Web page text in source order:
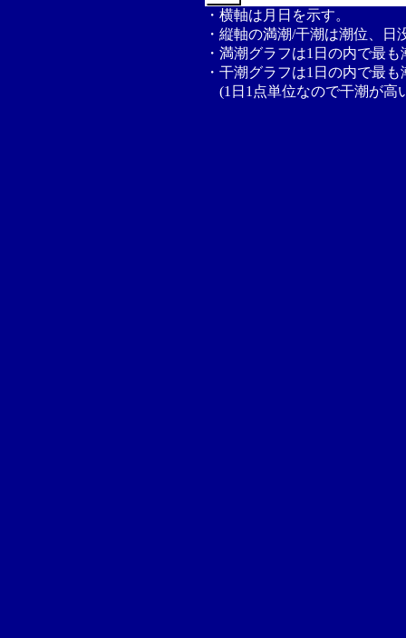
・横軸は月日を示す。
・縦軸の満潮/干潮は潮位、
・満潮グラフは1日の内で最
・干潮グラフは1日の内で最
(1日1点単位なので干潮が高